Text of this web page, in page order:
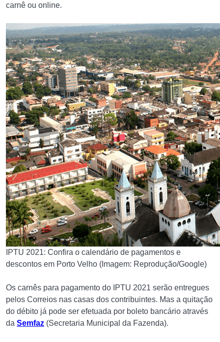
carnê ou online.
IPTU 2021: Confira o calendário de pagamentos e
descontos em Porto Velho (Imagem: Reprodução/Google)
Os carnês para pagamento do IPTU 2021 serão entregues
pelos Correios nas casas dos contribuintes. Mas a quitação
do débito já pode ser efetuada por boleto bancário através
da Semfaz (Secretaria Municipal da Fazenda).